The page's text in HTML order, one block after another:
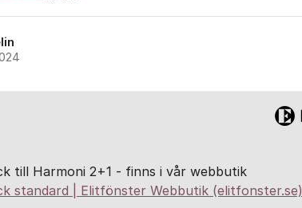
till Harmoni 2+1 - finns i vår webbutik
standard | Elitfönster Webbutik (elitfonster.se)